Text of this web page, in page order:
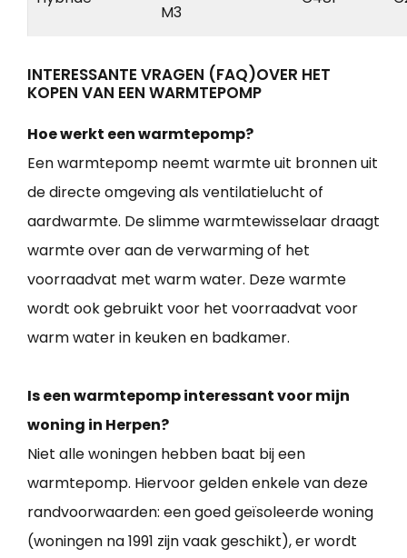
M3
INTERESSANTE VRAGEN (FAQ)OVER HET
KOPEN VAN EEN WARMTEPOMP
Hoe werkt een warmtepomp?
Een warmtepomp neemt warmte uit bronnen uit
de directe omgeving als ventilatielucht of
aardwarmte. De slimme warmtewisselaar draagt
warmte over aan de verwarming of het
voorraadvat met warm water. Deze warmte
wordt ook gebruikt voor het voorraadvat voor
warm water in keuken en badkamer.
Is een warmtepomp interessant voor mijn
woning in Herpen?
Niet alle woningen hebben baat bij een
warmtepomp. Hiervoor gelden enkele van deze
randvoorwaarden: een goed geïsoleerde woning
(woningen na 1991 zijn vaak geschikt), er wordt